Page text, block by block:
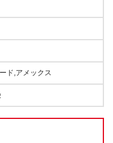
ド,アメックス